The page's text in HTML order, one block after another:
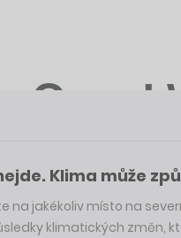
Klima může
na jakékoliv místo na
klimatických změn,